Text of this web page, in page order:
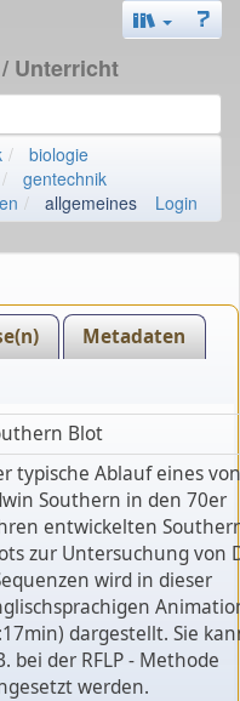
/ Unterricht
biologie
gentechnik
allgemeines Login
Metadaten
Blot
typische Ablauf eines von
Southern in den 70er
entwickelten
zur Untersuchung von
wird in dieser
dargestellt. Sie
bei der RFLP - Methode
werden.